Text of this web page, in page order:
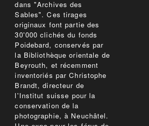
dans "Archives des
Sables". Ces tirages
originaux font partie des
30'000 clichés du fonds
Poidebard, conservés par
la Bibliothèque orientale de
Beyrouth, et récemment
inventoriés par Christophe
Brandt, directeur de
l'Institut suisse pour la
conservation de la
photographie, à Neuchâtel.